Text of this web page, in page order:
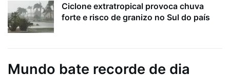
Ciclone extratropical provoca chuva
forte e risco de granizo no Sul do país
Mundo bate recorde de dia